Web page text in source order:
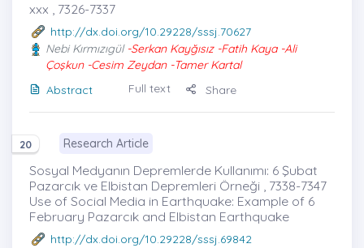
xxx , 7326-7337
http://dx.doi.org/10.29228/sssj.70627
Nebi Kırmızıgül-Serkan Kayğısız -Fatih Kaya -Ali
Çoşkun -Cesim Zeydan -Tamer Kartal
Abstract
Full text Share
20 Research Article
Sosyal Medyanın Depremlerde Kullanımı: 6 Şubat
Pazarcık ve Elbistan Depremleri Örneği , 7338-7347
Use of Social Media in Earthquake: Example of 6
February Pazarcık and Elbistan Earthquake
http://dx.doi.org/10.29228/sssj.69842